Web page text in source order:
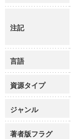
注記
言語
資源タイプ
ジャンル
著者版フラグ